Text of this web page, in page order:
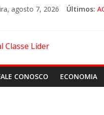
agosto 7, 2026 Últimos:
CONOSCO ECONOMIA